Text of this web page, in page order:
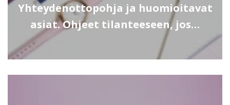
Yhteydenottopohja ja huomioitavat
asiat. Ohjeet tilanteeseen, jos…